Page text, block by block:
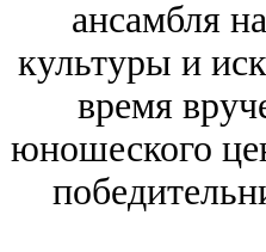
ансамбля
культуры и
время
юношеского